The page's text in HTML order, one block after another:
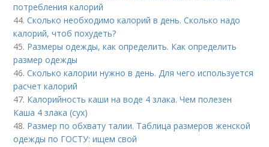
потребления калорий
44.Сколько необходимо калорий в день. Сколько надо
калорий, чтоб похудеть?
45. Размеры одежды, как определить. Как определить
размер одежды
46.Сколько калории нужно в день. Для чего используется
расчет калорий
47. Калорийность каши на воде 4 злака. Чем полезен
Каша 4 злака (сух)
48. Размер по обхвату талии. Таблица размеров женской
одежды по ГОСТУ: ищем свой